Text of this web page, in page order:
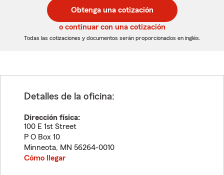
de
5
dígitos
de
5
dígitos
Obtenga una cotización
o continuar con una cotización
Todas las cotizaciones y documentos serán proporcionados en inglés.
Detalles de la oficina:
Dirección física:
100 E 1st Street
P O Box 10
Minneota, MN 56264-0010
Cómo llegar